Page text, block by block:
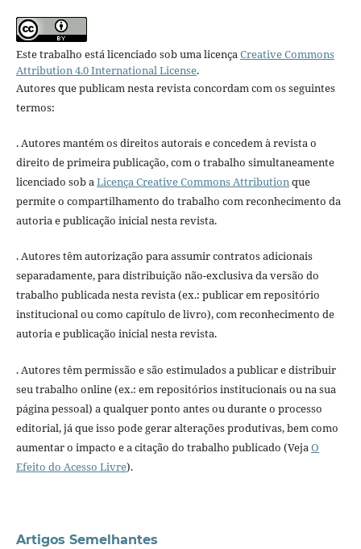
Este trabalho está licenciado sob uma licençaCreative Commons
Attribution 4.0 International License.
Autores que publicam nesta revista concordam com os seguintes
termos:
. Autores mantém os direitos autorais e concedem à revista o
direito de primeira publicação, com o trabalho simultaneamente
licenciado sob aLicença Creative Commons Attributionque
permite o compartilhamento do trabalho com reconhecimento da
autoria e publicação inicial nesta revista.
. Autores têm autorização para assumir contratos adicionais
separadamente, para distribuição não-exclusiva da versão do
trabalho publicada nesta revista (ex.: publicar em repositório
institucional ou como capítulo de livro), com reconhecimento de
autoria e publicação inicial nesta revista.
. Autores têm permissão e são estimulados a publicar e distribuir
seu trabalho online (ex.: em repositórios institucionais ou na sua
página pessoal) a qualquer ponto antes ou durante o processo
editorial, já que isso pode gerar alterações produtivas, bem como
aumentar o impacto e a citação do trabalho publicado (Veja O
Efeito do Acesso Livre).
Artigos Semelhantes